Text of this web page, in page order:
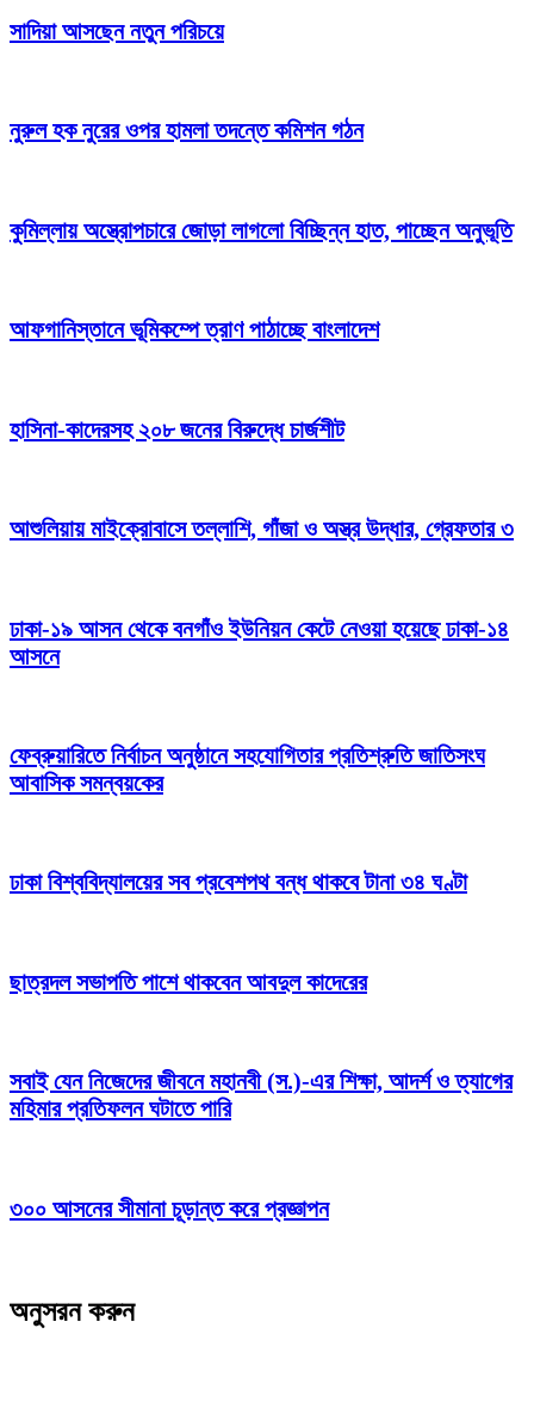
সাদিয়া আসছেন নতুন পরিচয়ে
নুরুল হক নুরের ওপর হামলা তদন্তে কমিশন গঠন
কুমিল্লায় অস্ত্রোপচারে জোড়া লাগলো বিচ্ছিন্ন হাত, পাচ্ছেন অনুভূতি
আফগানিস্তানে ভূমিকম্পে ত্রাণ পাঠাচ্ছে বাংলাদেশ
হাসিনা-কাদেরসহ ২০৮ জনের বিরুদ্ধে চার্জশীট
আশুলিয়ায় মাইক্রোবাসে তল্লাশি, গাঁজা ও অস্ত্র উদ্ধার, গ্রেফতার ৩
ঢাকা-১৯ আসন থেকে বনগাঁও ইউনিয়ন কেটে নেওয়া হয়েছে ঢাকা-১৪
আসনে
ফেব্রুয়ারিতে নির্বাচন অনুষ্ঠানে সহযোগিতার প্রতিশ্রুতি জাতিসংঘ
আবাসিক সমন্বয়কের
ঢাকা বিশ্ববিদ্যালয়ের সব প্রবেশপথ বন্ধ থাকবে টানা ৩৪ ঘণ্টা
ছাত্রদল সভাপতি পাশে থাকবেন আবদুল কাদেরের
সবাই যেন নিজেদের জীবনে মহানবী (স.)-এর শিক্ষা, আদর্শ ও ত্যাগের
মহিমার প্রতিফলন ঘটাতে পারি
৩০০ আসনের সীমানা চূড়ান্ত করে প্রজ্ঞাপন
অনুসরন করুন